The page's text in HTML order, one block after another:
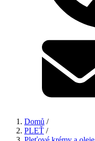
Domů /
PLEŤ /